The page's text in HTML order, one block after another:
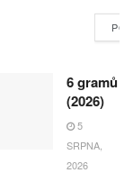
6 gramů
(2026)
5
SRPNA,
2026